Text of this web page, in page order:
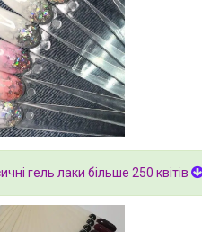
гель лаки більше 250 квітів